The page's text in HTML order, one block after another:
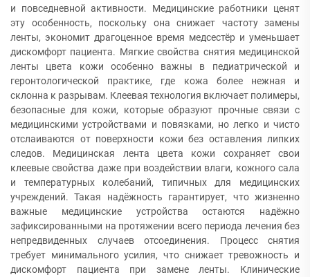
и повседневной активности. Медицинские работники ценят
эту особенность, поскольку она снижает частоту замены
ленты, экономит драгоценное время медсестёр и уменьшает
дискомфорт пациента. Мягкие свойства снятия медицинской
ленты цвета кожи особенно важны в педиатрической и
геронтологической практике, где кожа более нежная и
склонна к разрывам. Клеевая технология включает полимеры,
безопасные для кожи, которые образуют прочные связи с
медицинскими устройствами и повязками, но легко и чисто
отслаиваются от поверхности кожи без оставления липких
следов. Медицинская лента цвета кожи сохраняет свои
клеевые свойства даже при воздействии влаги, кожного сала
и температурных колебаний, типичных для медицинских
учреждений. Такая надёжность гарантирует, что жизненно
важные медицинские устройства остаются надёжно
зафиксированными на протяжении всего периода лечения без
непредвиденных случаев отсоединения. Процесс снятия
требует минимального усилия, что снижает тревожность и
дискомфорт пациента при замене ленты. Клинические